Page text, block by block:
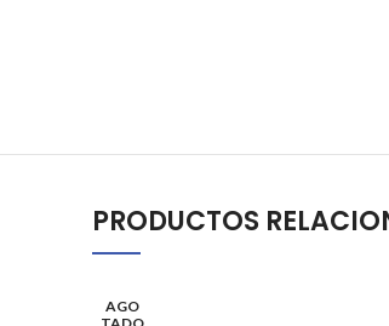
PRODUCTOS
AGO